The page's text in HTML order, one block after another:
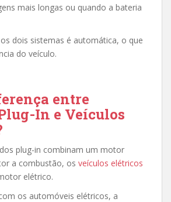
mais longas ou quando a bateria
dois sistemas é automática, o que
do veículo.
entre
In e Veículos
plug-in combinam um motor
a combustão, os veículos elétricos
elétrico.
os automóveis elétricos, a